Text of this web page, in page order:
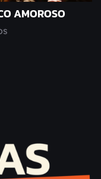
AMOROSO